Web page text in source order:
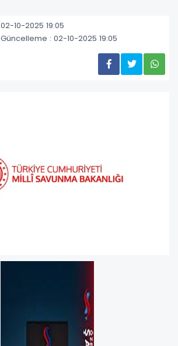
02-10-2025 19:05
Güncelleme : 02-10-2025 19:05